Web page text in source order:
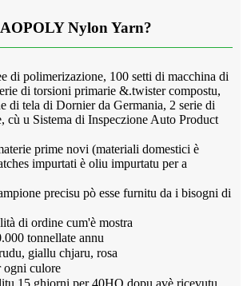
AOPOLY Nylon Yarn?
di polimerizazione, 100 setti di macchina di
di torsioni primarie &.twister compostu,
di tela di Dornier da Germania, 2 serie di
cù u Sistema di Inspeczione Auto Product
prime novi (materiali domestici è
impurtati è oliu impurtatu per a
precisu pò esse furnitu da i bisogni di
di ordine cum'è mostra
tonnellate annu
giallu chjaru, rosa
culore